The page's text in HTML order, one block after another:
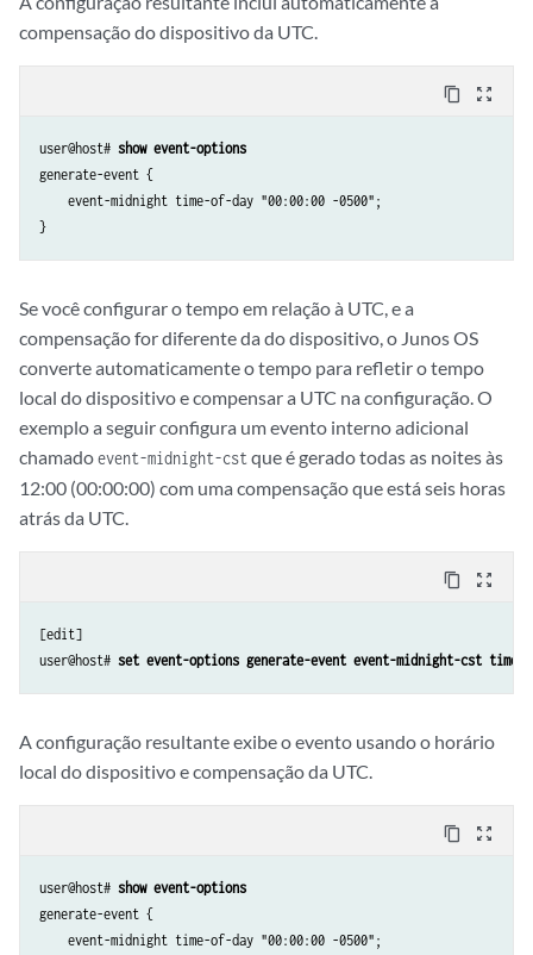
compensação do dispositivo da UTC.
content_copy zoom_out_map
user@host# show event-options
generate-event {
    event-midnight time-of-day "00:00:00 -0500";
Se você configurar o tempo em relação à UTC, e a
compensação for diferente da do dispositivo, o Junos OS
converte automaticamente o tempo para refletir o tempo
local do dispositivo e compensar a UTC na configuração. O
exemplo a seguir configura um evento interno adicional
chamadoevent-midnight-cstque é gerado todas as noites às
12:00 (00:00:00) com uma compensação que está seis horas
atrás da UTC.
content_copy zoom_out_map
[edit]
user@host# set event-options generate-event event-midnight-cst time-
A configuração resultante exibe o evento usando o horário
local do dispositivo e compensação da UTC.
content_copy zoom_out_map
user@host# show event-options
generate-event {
    event-midnight time-of-day "00:00:00 -0500";